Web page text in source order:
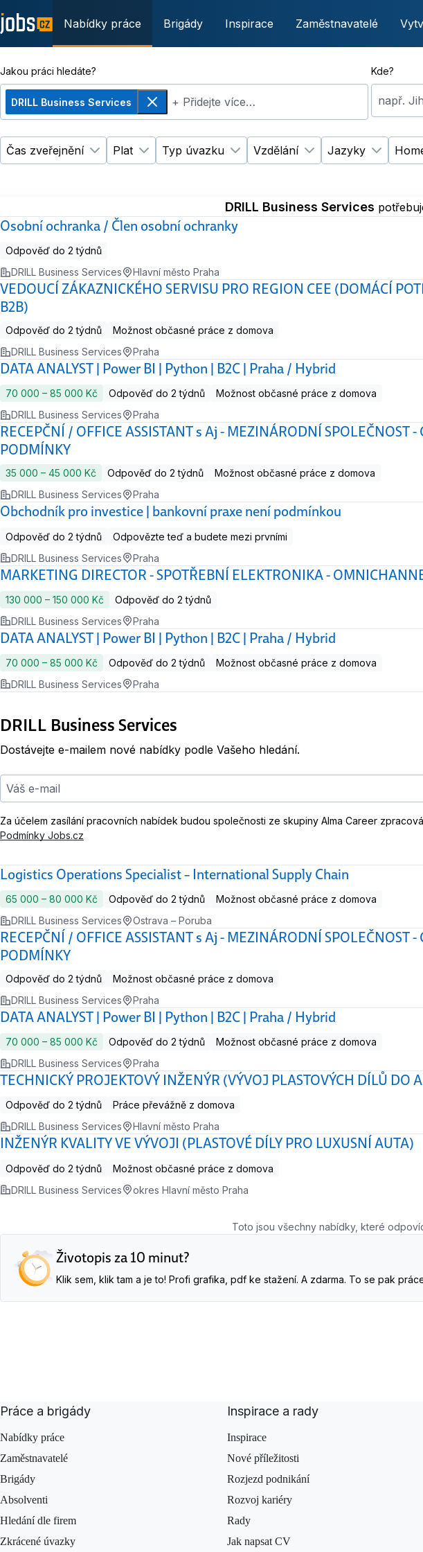
Nabídky práce Brigády Inspirace Zaměstnavatelé
Jakou práci hledáte?
DRILL Business Services
Odebrat+ Přidejte více…
Kde?
např.
Čas zveřejnění
Změnit filtr Čas zveřejnění
Plat
Změnit filtr Plat
Typ úvazku
Změnit filtr Typ úvazku
Vzdělání
Změnit filtr Vzdělání
Jazyky
Změnit
DRILL Business Services
Osobní ochranka / Člen osobní ochranky
Odpověď do 2 týdnů
DRILL Business Services
Hlavní město Praha
VEDOUCÍ ZÁKAZNICKÉHO SERVISU PRO REGION CEE (DOMÁCÍ
B2B)
Odpověď do 2 týdnů
Možnost občasné práce z domova
DRILL Business Services
Praha
DATA ANALYST | Power BI | Python | B2C | Praha / Hybrid
70 000 ‍–‍ 85 000 Kč Odpověď do 2 týdnů
Možnost občasné práce z domova
DRILL Business Services
Praha
RECEPČNÍ / OFFICE ASSISTANT s Aj - MEZINÁRODNÍ SPOLEČNOST -
PODMÍNKY
35 000 ‍–‍ 45 000 Kč Odpověď do 2 týdnů
Možnost občasné práce z domova
DRILL Business Services
Praha
Obchodník pro investice | bankovní praxe není podmínkou
Odpověď do 2 týdnů
Odpovězte teď a budete mezi prvními
DRILL Business Services
Praha
MARKETING DIRECTOR - SPOTŘEBNÍ ELEKTRONIKA -
130 000 ‍–‍ 150 000 Kč
Odpověď do 2 týdnů
DRILL Business Services
Praha
DATA ANALYST | Power BI | Python | B2C | Praha / Hybrid
70 000 ‍–‍ 85 000 Kč Odpověď do 2 týdnů
Možnost občasné práce z domova
DRILL Business Services
Praha
DRILL Business Services
Dostávejte e-mailem nové nabídky podle Vašeho hledání.
Váš e-mail
Za účelem zasílání pracovních nabídek budou společnosti ze skupiny Alma Career
Podmínky Jobs.cz
Logistics Operations Specialist – International Supply Chain
65 000 ‍–‍ 80 000 Kč Odpověď do 2 týdnů
Možnost občasné práce z domova
DRILL Business Services
Ostrava – Poruba
RECEPČNÍ / OFFICE ASSISTANT s Aj - MEZINÁRODNÍ SPOLEČNOST -
PODMÍNKY
Odpověď do 2 týdnů
Možnost občasné práce z domova
DRILL Business Services
Praha
DATA ANALYST | Power BI | Python | B2C | Praha / Hybrid
70 000 ‍–‍ 85 000 Kč Odpověď do 2 týdnů
Možnost občasné práce z domova
DRILL Business Services
Praha
TECHNICKÝ PROJEKTOVÝ INŽENÝR (VÝVOJ PLASTOVÝCH DÍLŮ DO
Odpověď do 2 týdnů
Práce převážně z domova
DRILL Business Services
Hlavní město Praha
INŽENÝR KVALITY VE VÝVOJI (PLASTOVÉ DÍLY PRO LUXUSNÍ AUTA)
Odpověď do 2 týdnů
Možnost občasné práce z domova
DRILL Business Services
okres Hlavní město Praha
Toto jsou všechny nabídky, které
Životopis za 10 minut?
Klik sem, klik tam a je to! Profi grafika, pdf ke stažení. A zdarma. To se pak
Práce a brigády
Nabídky práce
Zaměstnavatelé
Brigády
Absolventi
Hledání dle firem
Zkrácené úvazky
Inspirace a rady
Inspirace
Nové příležitosti
Rozjezd podnikání
Rozvoj kariéry
Rady
Jak napsat CV